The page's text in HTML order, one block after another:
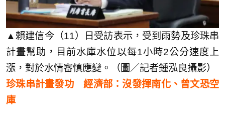
▲賴建信今（11）日受訪表示，受到雨勢及珍珠串
計畫幫助，目前水庫水位以每1小時2公分速度上
漲，對於水情審慎應變。（圖／記者鍾泓良攝影）
珍珠串計畫發功 經濟部：沒發揮南化、曾文恐空
庫